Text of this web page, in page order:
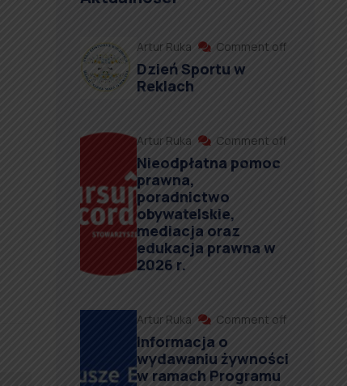
Artur Ruka Comment off
Dzień Sportu w
Reklach
Artur Ruka Comment off
Nieodpłatna pomoc
prawna,
poradnictwo
obywatelskie,
mediacja oraz
edukacja prawna w
2026 r.
Artur Ruka Comment off
Informacja o
wydawaniu żywności
w ramach Programu